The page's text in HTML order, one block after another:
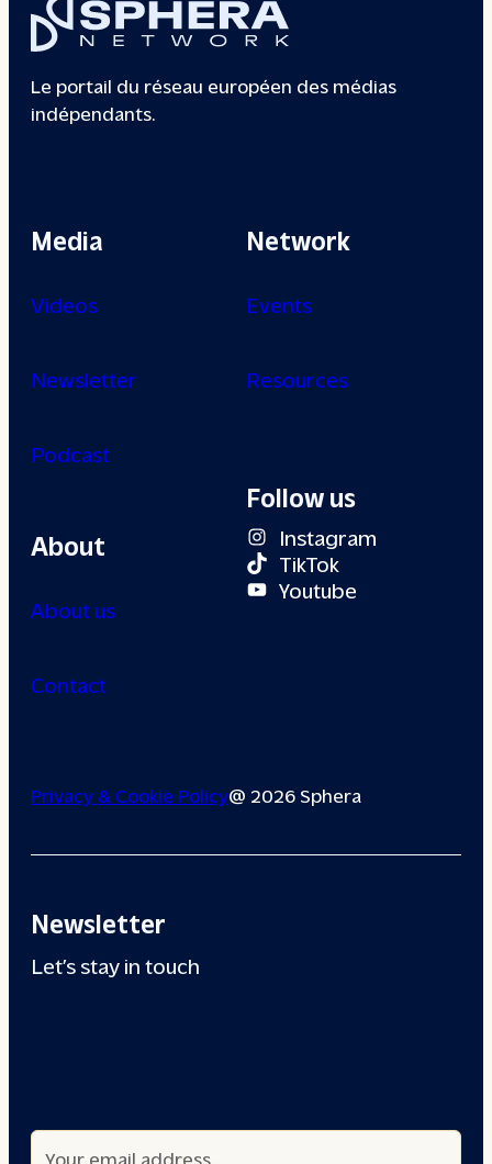
Le portail du réseau européen des médias
indépendants.
Media
Videos
Newsletter
Podcast
About
About us
Contact
Network
Events
Resources
Follow us
Instagram
TikTok
Youtube
Privacy & Cookie Policy@ 2026 Sphera
Newsletter
Let’s stay in touch